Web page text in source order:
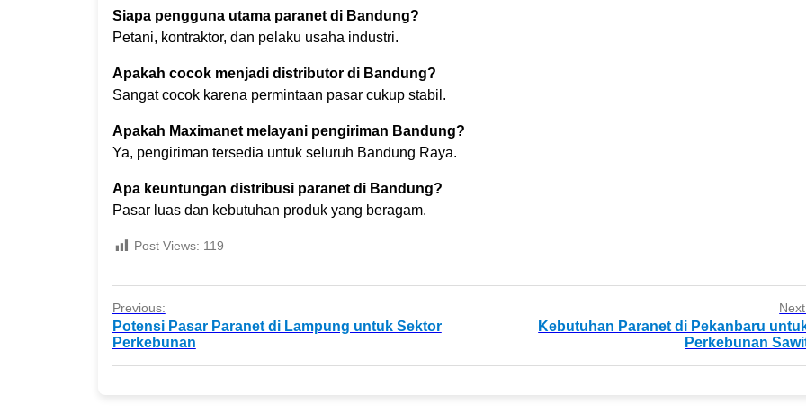
Siapa pengguna utama paranet di Bandung?
Petani, kontraktor, dan pelaku usaha industri.
Apakah cocok menjadi distributor di Bandung?
Sangat cocok karena permintaan pasar cukup stabil.
Apakah Maximanet melayani pengiriman Bandung?
Ya, pengiriman tersedia untuk seluruh Bandung Raya.
Apa keuntungan distribusi paranet di Bandung?
Pasar luas dan kebutuhan produk yang beragam.
Post Views: 119
Previous:
Potensi Pasar Paranet di Lampung untuk Sektor
Perkebunan
Kebutuhan Paranet di Pekanbaru
Perkebunan